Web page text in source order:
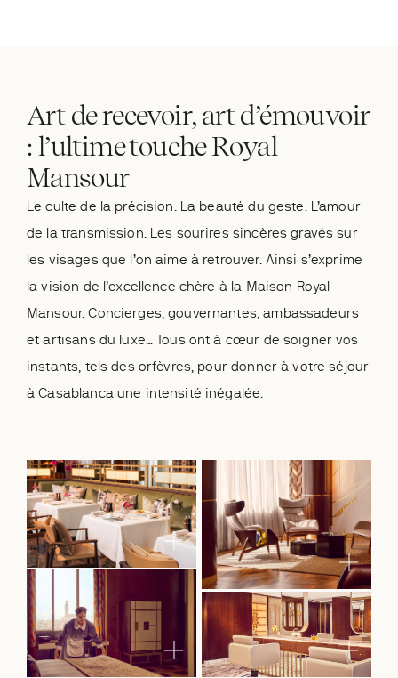
Art de recevoir, art d’émouvoir
: l’ultime touche Royal
Mansour
Le culte de la précision. La beauté du geste. L’amour
de la transmission. Les sourires sincères gravés sur
les visages que l’on aime à retrouver. Ainsi s’exprime
la vision de l’excellence chère à la Maison Royal
Mansour. Concierges, gouvernantes, ambassadeurs
et artisans du luxe… Tous ont à cœur de soigner vos
instants, tels des orfèvres, pour donner à votre séjour
à Casablanca une intensité inégalée.